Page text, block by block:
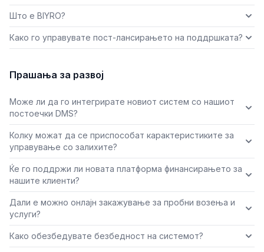
Што е BIYRO?
Како го управувате пост-лансирањето на поддршката?
Прашања за развој
Може ли да го интегрирате новиот систем со нашиот
постоечки DMS?
Колку можат да се приспособат карактеристиките за
управување со залихите?
Ќе го поддржи ли новата платформа финансирањето за
нашите клиенти?
Дали е можно онлајн закажување за пробни возења и
услуги?
Како обезбедувате безбедност на системот?